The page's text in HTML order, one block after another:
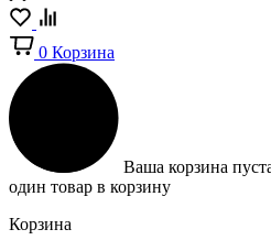
0 Корзина
Ваша корзина
один товар в корзину
Корзина